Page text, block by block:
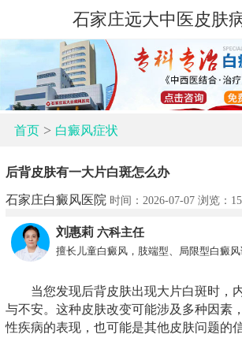
石家庄远大中医皮肤
首页> 白癜风症状
后背皮肤有一大片白斑怎么办
石家庄白癜风医院 时间：2026-07-07 浏览：
刘惠莉 六科主任
擅长儿童白癜风，肢端型、局限型白癜风
当您发现后背皮肤出现大片白斑时，
与不安。这种皮肤改变可能涉及多种因素
性疾病的表现，也可能是其他皮肤问题的